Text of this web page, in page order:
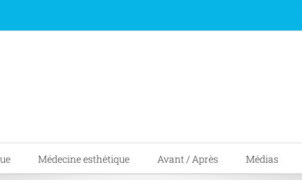
Médecine esthétique Avant / Après Médias